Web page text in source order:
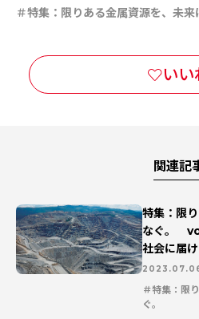
特集：限りある金属資源を、未来
関連記
特集：限
なぐ。
社会に届
特集：限
ぐ。